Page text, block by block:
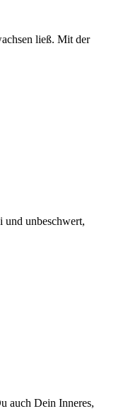
unbeschwert,
auch Dein Inneres,